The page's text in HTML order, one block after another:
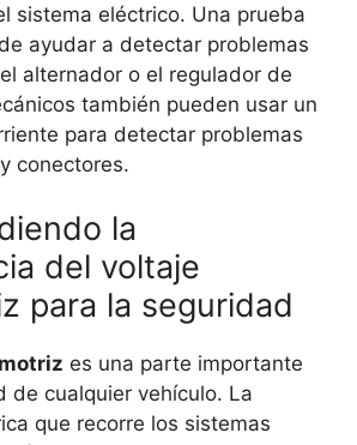
sistema eléctrico. Una prueba
ayudar a detectar problemas
alternador o el regulador de
también pueden usar un
para detectar problemas
conectores.
la
del voltaje
para la seguridad
es una parte importante
de cualquier vehículo. La
que recorre los sistemas